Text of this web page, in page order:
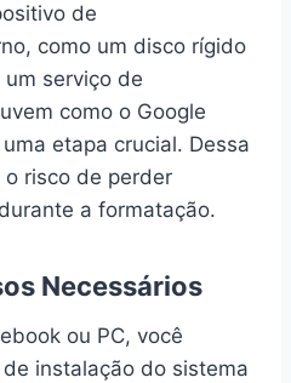
de
como um disco rígido
serviço de
como o Google
etapa crucial. Dessa
risco de perder
a formatação.
Necessários
ou PC, você
instalação do sistema